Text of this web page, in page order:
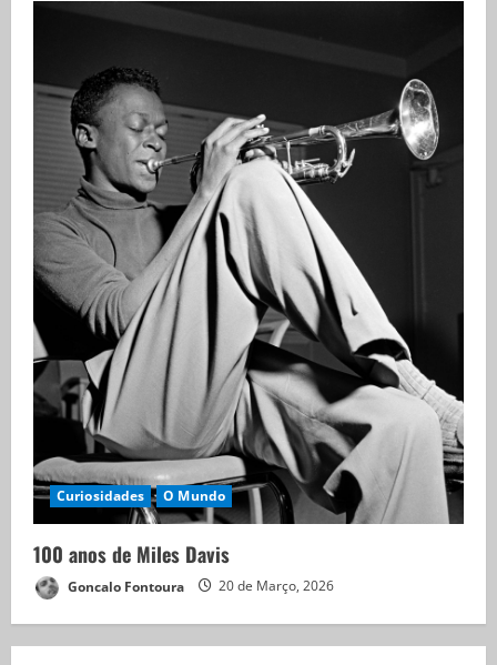
Curiosidades O Mundo
100 anos de Miles Davis
Goncalo Fontoura 20 de Março, 2026